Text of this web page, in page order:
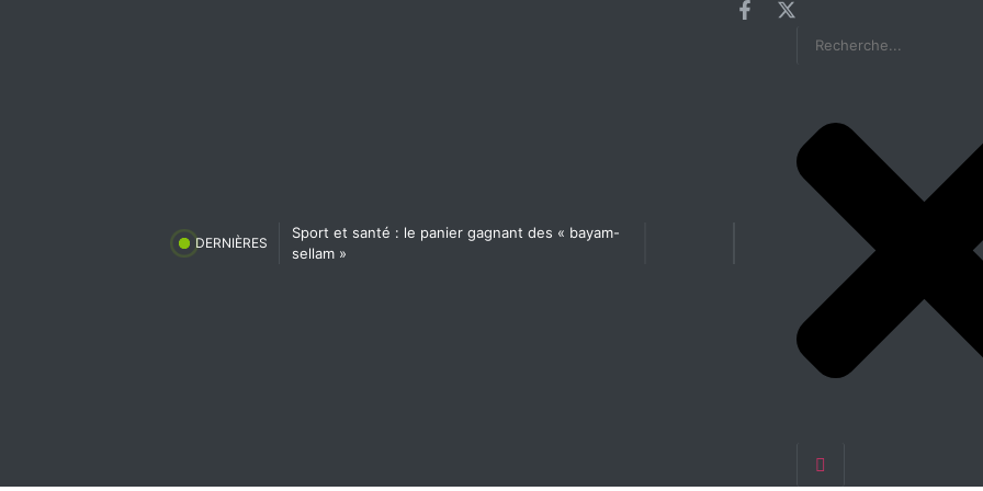
DERNIÈRES
Sport et santé : le panier gagnant des « bayam-
sellam »
Les États généraux de la Santé en préparation